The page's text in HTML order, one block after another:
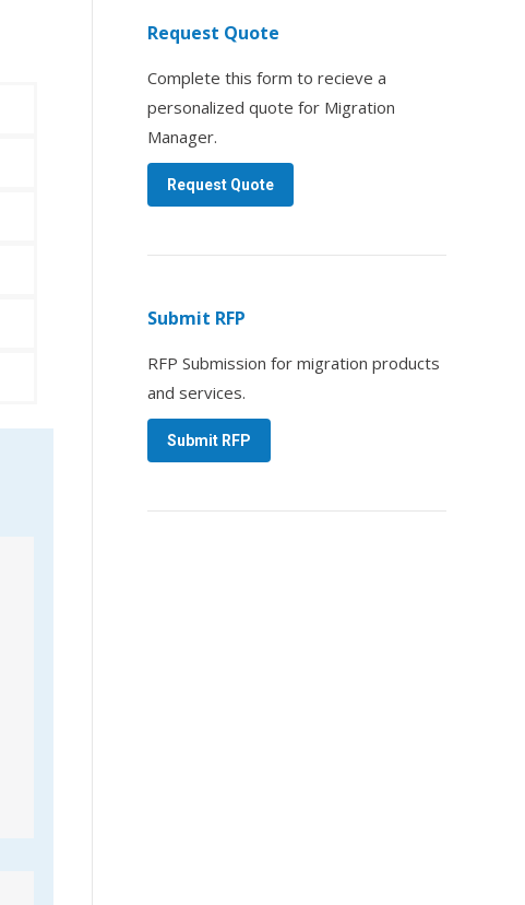
Request Quote
Complete this form to recieve a
personalized quote for Migration
Manager.
Request Quote
Submit RFP
RFP Submission for migration products
and services.
Submit RFP